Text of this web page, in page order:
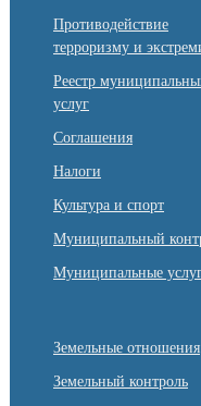
Противодействие
терроризму и
Реестр
услуг
Соглашения
Налоги
Культура и спорт
Муниципальный
Муниципальные
Земельные отношения
Земельный контроль